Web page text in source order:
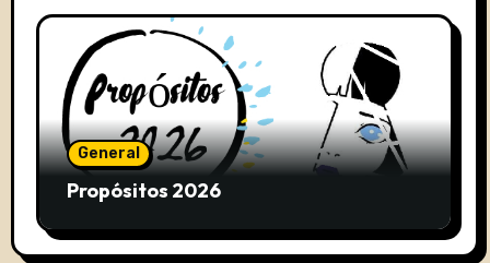
General
Propósitos 2026